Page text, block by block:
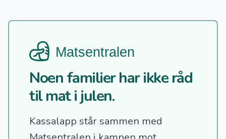
Noen familier har ikke råd
til mat i julen.
Kassalapp står sammen med